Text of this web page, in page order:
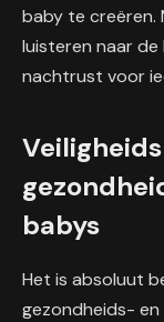
baby te creëren.
luisteren naar de
nachtrust voor
babys
Het is absoluut
gezondheids- en